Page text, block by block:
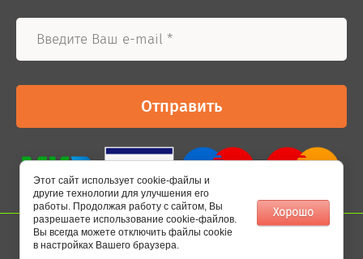
Отправить
Этот сайт использует cookie-файлы и
другие технологии для улучшения его
работы. Продолжая работу с сайтом, Вы
разрешаете использование cookie-файлов.
Вы всегда можете отключить файлы cookie
в настройках Вашего браузера.
Хорошо